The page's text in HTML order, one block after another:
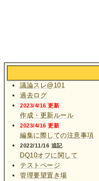
議論スレ@101
過去ログ
2023/4/16 更新
作成・更新ルール
2023/4/16 更新
編集に際しての注意事項
2022/11/16 追記
DQ10オフに関して
テストページ
管理要望置き場